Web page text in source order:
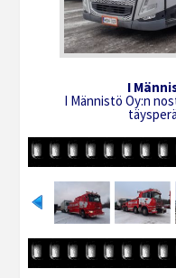
I
I Männistö Oy:n